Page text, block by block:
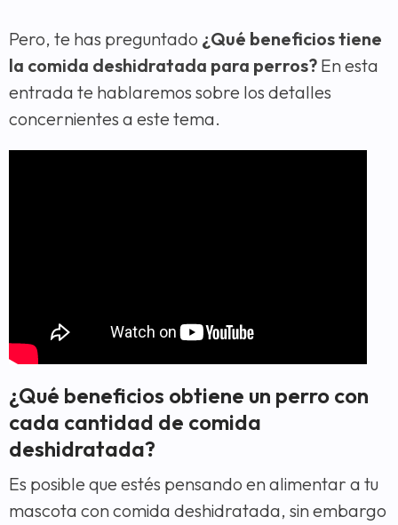
Pero, te has preguntado ¿Qué beneficios tiene
la comida deshidratada para perros? En esta
entrada te hablaremos sobre los detalles
concernientes a este tema.
¿Qué beneficios obtiene un perro con
cada cantidad de comida
deshidratada?
Es posible que estés pensando en alimentar a tu
mascota con comida deshidratada, sin embargo